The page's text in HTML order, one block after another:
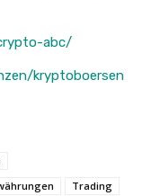
abc/
kryptoboersen
Trading